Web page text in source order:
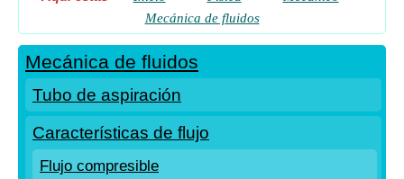
Mecánica de fluidos
Mecánica de fluidos
Tubo de aspiración
Características de flujo
Flujo compresible